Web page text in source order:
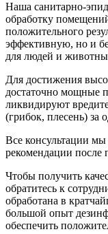
Наша санитарно-
обработку
положительного
эффективную, но и
для людей и
Для достижения
достаточно мощные
ликвидируют
(грибок, плесень) за
Все консультации мы
рекомендации после
Чтобы получить
обратитесь к
обработана в
большой опыт
обеспечить